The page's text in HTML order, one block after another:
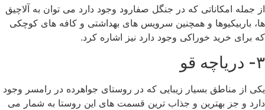
از جمله امکاناتی که در جنگل صفارود وجود دارد می توان به آلاچیق
ها، باربیکیوها و همچنین سرویس های بهداشتی و کافه های کوچکی
که برای خرید خوراکی وجود دارد نیز اشاره کرد.
۳- دریاچه قو
یکی از مناطق بسیار زیبایی که در روستای جواهرده در رامسر وجود
دارد و جز بهترین و جذاب ترین قسمت های این روستا به شمار می